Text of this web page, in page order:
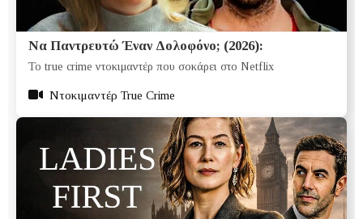
Να Παντρευτώ Έναν Δολοφόνο; (2026):
Το true crime ντοκιμαντέρ που σοκάρει στο Netflix
Ντοκιμαντέρ True Crime